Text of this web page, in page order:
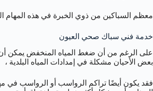
معظم السباكين من ذوي الخبرة في هذه المهام
خدمة فني سباك صحي العيون
على الرغم من أن ضغط المياه المنخفض يمكن
بعض الأحيان مشكلة في إمدادات المياه البلدية ،
فقد يكون أيضًا تراكم الرواسب أو الرواسب في